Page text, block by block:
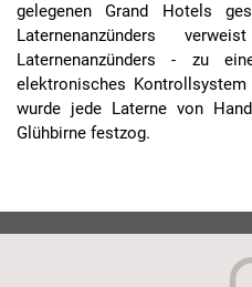
gelegenen Grand Hotels
Laternenanzünders
Laternenanzünders - zu
elektronisches
wurde jede Laterne von
Glühbirne festzog.